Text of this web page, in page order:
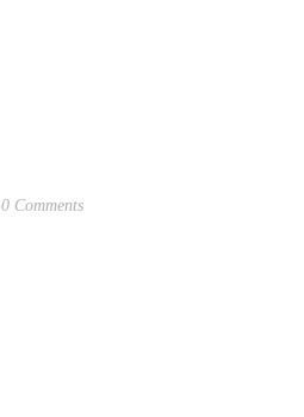
0 Comments